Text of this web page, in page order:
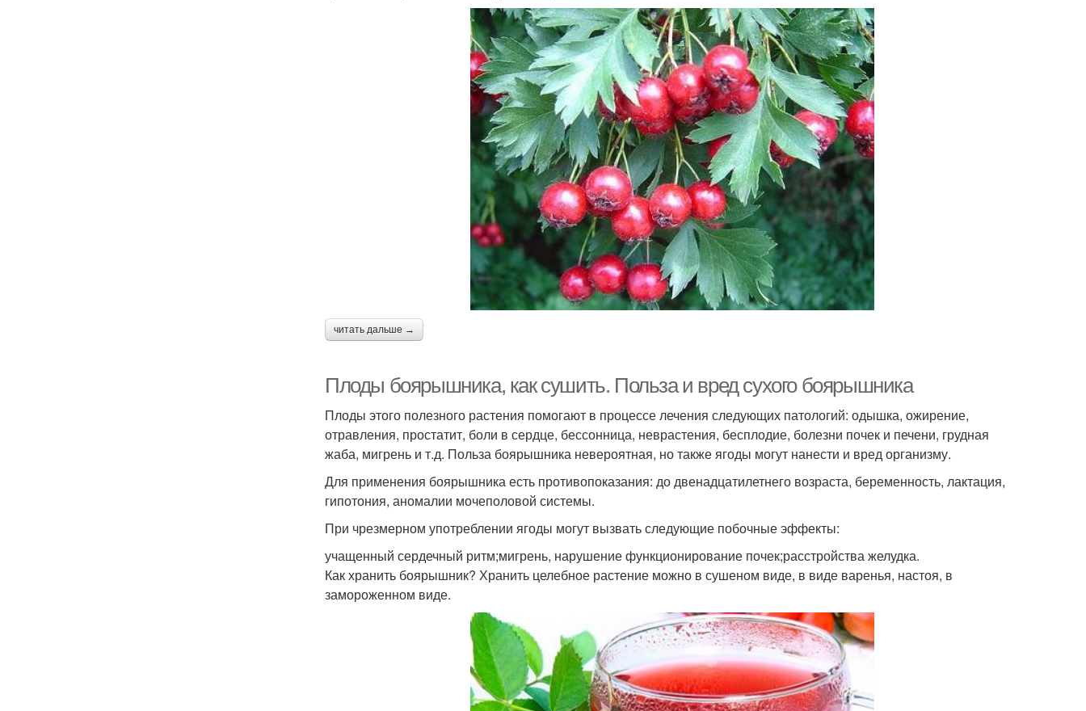
читать дальше →
Плоды боярышника, как сушить. Польза и вред сухого боярышника
Плоды этого полезного растения помогают в процессе лечения следующих патологий: одышка, ожирение,
отравления, простатит, боли в сердце, бессонница, неврастения, бесплодие, болезни почек и печени, грудная
жаба, мигрень и т.д. Польза боярышника невероятная, но также ягоды могут нанести и вред организму.
Для применения боярышника есть противопоказания: до двенадцатилетнего возраста, беременность, лактация,
гипотония, аномалии мочеполовой системы.
При чрезмерном употреблении ягоды могут вызвать следующие побочные эффекты:
учащенный сердечный ритм;мигрень, нарушение функционирование почек;расстройства желудка.
Как хранить боярышник? Хранить целебное растение можно в сушеном виде, в виде варенья, настоя, в
замороженном виде.